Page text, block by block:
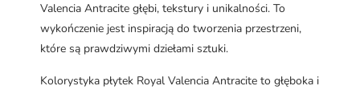
Valencia Antracite głębi, tekstury i unikalności. To
wykończenie jest inspiracją do tworzenia przestrzeni,
które są prawdziwymi dziełami sztuki.
Kolorystyka płytek Royal Valencia Antracite to głęboka i